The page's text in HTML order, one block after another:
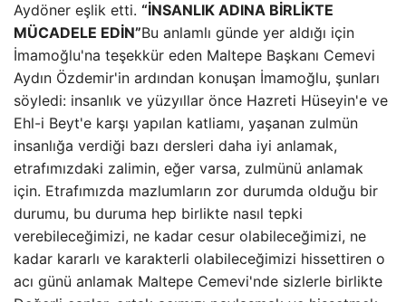
Aydöner eşlik etti. “İNSANLIK ADINA BİRLİKTE
MÜCADELE EDİN”Bu anlamlı günde yer aldığı için
İmamoğlu'na teşekkür eden Maltepe Başkanı Cemevi
Aydın Özdemir'in ardından konuşan İmamoğlu, şunları
söyledi: insanlık ve yüzyıllar önce Hazreti Hüseyin'e ve
Ehl-i Beyt'e karşı yapılan katliamı, yaşanan zulmün
insanlığa verdiği bazı dersleri daha iyi anlamak,
etrafımızdaki zalimin, eğer varsa, zulmünü anlamak
için. Etrafımızda mazlumların zor durumda olduğu bir
durumu, bu duruma hep birlikte nasıl tepki
verebileceğimizi, ne kadar cesur olabileceğimizi, ne
kadar kararlı ve karakterli olabileceğimizi hissettiren o
acı günü anlamak Maltepe Cemevi'nde sizlerle birlikte